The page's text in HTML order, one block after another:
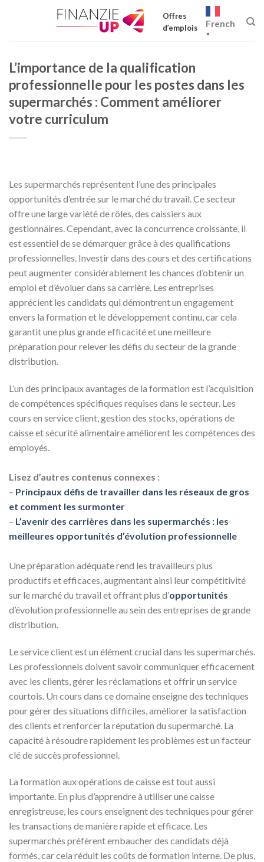
Offres
d’emplois
French
▼
L’importance de la qualification
professionnelle pour les postes dans les
supermarchés : Comment améliorer
votre curriculum
Les supermarchés représentent l’une des principales
opportunités d’entrée sur le marché du travail. Ce secteur
offre une large variété de rôles, des caissiers aux
gestionnaires. Cependant, avec la concurrence croissante, il
est essentiel de se démarquer grâce à des qualifications
professionnelles. Investir dans des cours et des certifications
peut augmenter considérablement les chances d’obtenir un
emploi et d’évoluer dans sa carrière. Les entreprises
apprécient les candidats qui démontrent un engagement
envers la formation et le développement continu, car cela
garantit une plus grande efficacité et une meilleure
préparation pour relever les défis du secteur de la grande
distribution.
L’un des principaux avantages de la formation est l’acquisition
de compétences spécifiques requises dans le secteur. Les
cours en service client, gestion des stocks, opérations de
caisse et sécurité alimentaire améliorent les compétences des
employés.
Lisez d’autres contenus connexes :
– Principaux défis de travailler dans les réseaux de gros
et comment les surmonter
– L’avenir des carrières dans les supermarchés : les
meilleures opportunités d’évolution professionnelle
Une préparation adéquate rend les travailleurs plus
productifs et efficaces, augmentant ainsi leur compétitivité
sur le marché du travail et offrant plus d’opportunités
d’évolution professionnelle au sein des entreprises de grande
distribution.
Le service client est un élément crucial dans les supermarchés.
Les professionnels doivent savoir communiquer efficacement
avec les clients, gérer les réclamations et offrir un service
courtois. Un cours dans ce domaine enseigne des techniques
pour gérer des situations difficiles, améliorer la satisfaction
des clients et renforcer la réputation du supermarché. La
capacité à résoudre rapidement les problèmes est un facteur
clé de succès professionnel.
La formation aux opérations de caisse est tout aussi
importante. En plus d’apprendre à utiliser une caisse
enregistreuse, les cours enseignent des techniques pour gérer
les transactions de manière rapide et efficace. Les
supermarchés préfèrent embaucher des candidats déjà
formés, car cela réduit les coûts de formation interne. De plus,